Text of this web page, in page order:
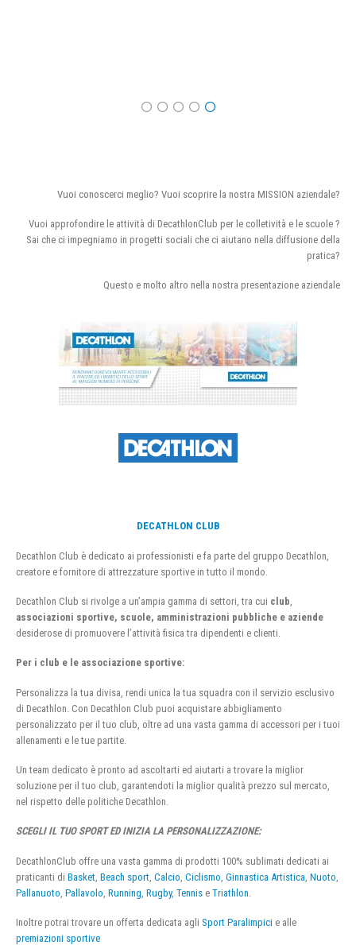
Vuoi conoscerci meglio? Vuoi scoprire la nostra MISSION aziendale?
Vuoi approfondire le attività di DecathlonClub per le colletività e le scuole ?
Sai che ci impegniamo in progetti sociali che ci aiutano nella diffusione della
pratica?
Questo e molto altro nella nostra presentazione aziendale
DECATHLON CLUB
Decathlon Club è dedicato ai professionisti e fa parte del gruppo Decathlon,
creatore e fornitore di attrezzature sportive in tutto il mondo.
Decathlon Club si rivolge a un’ampia gamma di settori, tra cui club
associazioni sportive, scuole, amministrazioni pubbliche e aziende
desiderose di promuovere l’attività fisica tra dipendenti e clienti.
Per i club e le associazione sportive:
Personalizza la tua divisa, rendi unica la tua squadra con il servizio esclusivo
di Decathlon. Con Decathlon Club puoi acquistare abbigliamento
personalizzato per il tuo club, oltre ad una vasta gamma di accessori per i tuoi
allenamenti e le tue partite.
Un team dedicato è pronto ad ascoltarti ed aiutarti a trovare la miglior
soluzione per il tuo club, garantendoti la miglior qualità prezzo sul mercato,
nel rispetto delle politiche Decathlon.
SCEGLI IL TUO SPORT ED INIZIA LA PERSONALIZZAZIONE:
DecathlonClub offre una vasta gamma di prodotti 100% sublimati dedicati ai
praticanti di Basket Beach sport Calcio Ciclismo Ginnastica Artistica Nuoto
Pallanuoto Pallavolo Running Rugby, Tennis e Triathlon
Inoltre potrai trovare un offerta dedicata agli Sport Paralimpici e alle
premiazioni sportive